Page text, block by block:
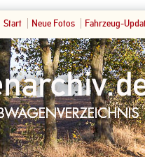
Start Neue Fotos Fahrzeug-